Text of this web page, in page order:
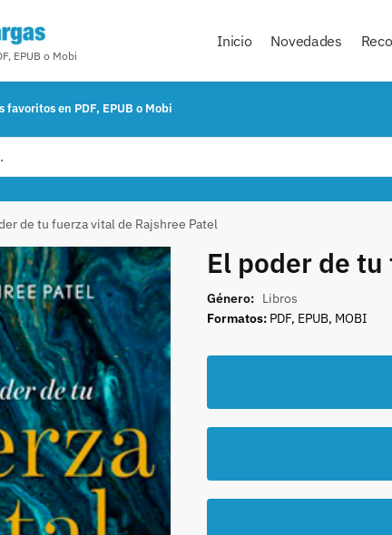
EPUB o Mobi
Inicio Novedades
en PDF, EPUB o Mobi
de tu fuerza vital de Rajshree Patel
El poder de
Género: Libros
Formatos: PDF, EPUB, MOBI